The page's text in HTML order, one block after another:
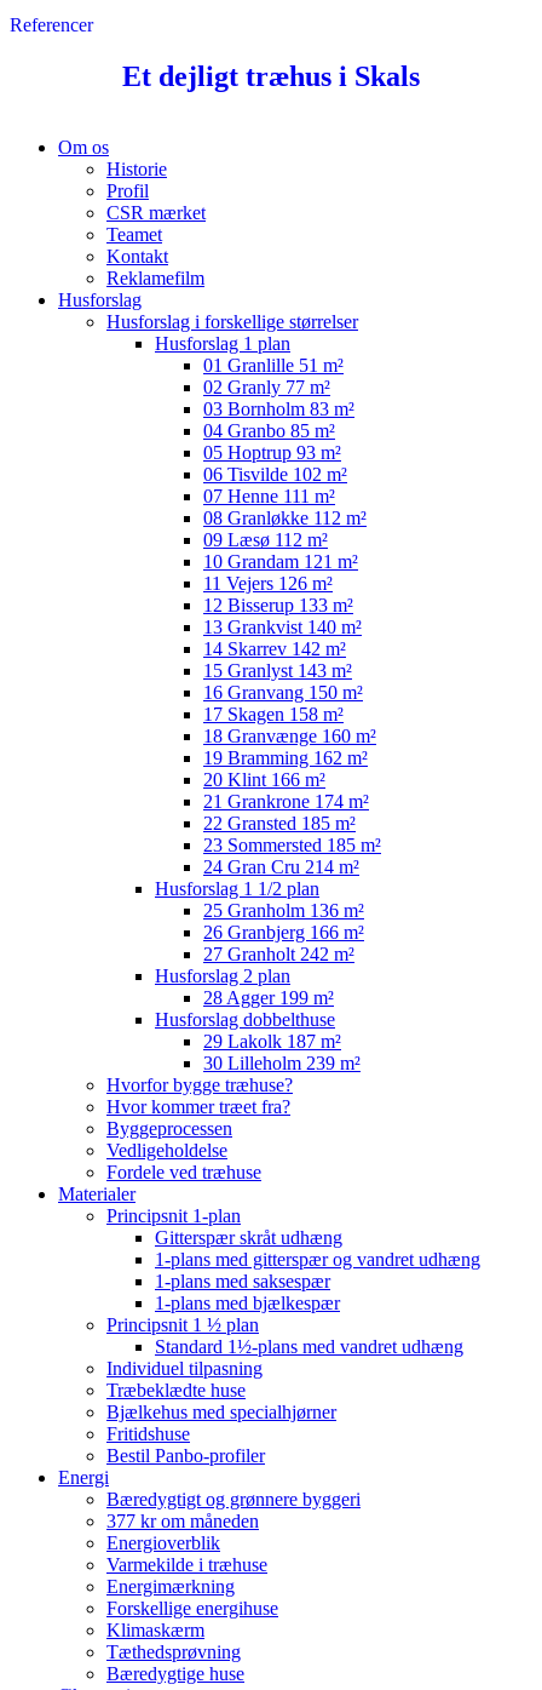
Referencer
Et dejligt træhus i Skals
Menu
Om os
Historie
Profil
CSR mærket
Teamet
Kontakt
Reklamefilm
Husforslag
Husforslag i forskellige størrelser
Husforslag 1 plan
01 Granlille 51 m²
02 Granly 77 m²
03 Bornholm 83 m²
04 Granbo 85 m²
05 Hoptrup 93 m²
06 Tisvilde 102 m²
07 Henne 111 m²
08 Granløkke 112 m²
09 Læsø 112 m²
10 Grandam 121 m²
11 Vejers 126 m²
12 Bisserup 133 m²
13 Grankvist 140 m²
14 Skarrev 142 m²
15 Granlyst 143 m²
16 Granvang 150 m²
17 Skagen 158 m²
18 Granvænge 160 m²
19 Bramming 162 m²
20 Klint 166 m²
21 Grankrone 174 m²
22 Gransted 185 m²
23 Sommersted 185 m²
24 Gran Cru 214 m²
Husforslag 1 1/2 plan
25 Granholm 136 m²
26 Granbjerg 166 m²
27 Granholt 242 m²
Husforslag 2 plan
28 Agger 199 m²
Husforslag dobbelthuse
29 Lakolk 187 m²
30 Lilleholm 239 m²
Hvorfor bygge træhuse?
Hvor kommer træet fra?
Byggeprocessen
Vedligeholdelse
Fordele ved træhuse
Materialer
Principsnit 1-plan
Gitterspær skråt udhæng
1-plans med gitterspær og vandret udhæng
1-plans med saksespær
1-plans med bjælkespær
Principsnit 1 ½ plan
Standard 1½-plans med vandret udhæng
Individuel tilpasning
Træbeklædte huse
Bjælkehus med specialhjørner
Fritidshuse
Bestil Panbo-profiler
Energi
Bæredygtigt og grønnere byggeri
377 kr om måneden
Energioverblik
Varmekilde i træhuse
Energimærkning
Forskellige energihuse
Klimaskærm
Tæthedsprøvning
Bæredygtige huse